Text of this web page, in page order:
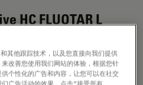
HC FLUOTAR L
其他跟踪技术，以及您直接向我们提供
改善您使用我们网站的体验，根据您针
个性化的广告和内容，让您可以在社交